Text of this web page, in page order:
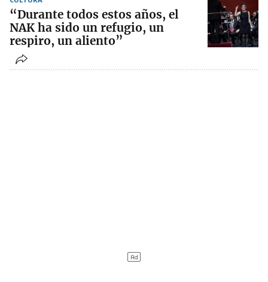
“Durante todos estos años, el
NAK ha sido un refugio, un
respiro, un aliento”